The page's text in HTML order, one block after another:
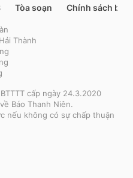
Tòa soạn Chính sách bảo
Thành
cấp ngày 24.3.2020
Báo Thanh Niên.
nếu không có sự chấp thuận